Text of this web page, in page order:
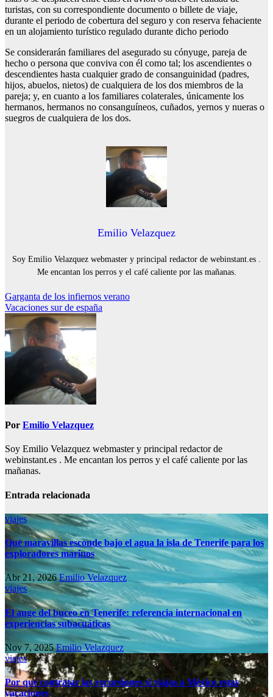
turistas, con su correspondiente documento o billete de viaje,
durante el periodo de cobertura del seguro y con reserva fehaciente
en un alojamiento turístico regulado durante dicho periodo
Se considerarán familiares del asegurado su cónyuge, pareja de
hecho o persona que conviva con él como tal; los ascendientes o
descendientes hasta cualquier grado de consanguinidad (padres,
hijos, abuelos, nietos) de cualquiera de los dos miembros de la
pareja; y, en cuanto a los familiares colaterales, únicamente los
hermanos, hermanos no consanguíneos, cuñados, yernos y nueras o
suegros de cualquiera de los dos.
Emilio Velazquez
Soy Emilio Velazquez webmaster y principal redactor de webinstant.es .
Me encantan los perros y el café caliente por las mañanas.
Navegación
de
entradas
Garganta de los infiernos verano
Vacaciones sur de españa
Por Emilio Velazquez
Soy Emilio Velazquez webmaster y principal redactor de
webinstant.es . Me encantan los perros y el café caliente por las
mañanas.
Entrada relacionada
viajes
Qué maravillas esconde bajo el agua la isla de Tenerife para los
exploradores marinos
Abr 21, 2026Emilio Velazquez
viajes
El auge del buceo en Tenerife: referencia internacional en
experiencias subacuáticas
Nov 7, 2025Emilio Velazquez
viajes
Por qué contratar las excursiones si viajas a México estas
vacaciones